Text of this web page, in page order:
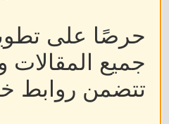
حرصًا على
جميع المقالات
تتضمن روابط